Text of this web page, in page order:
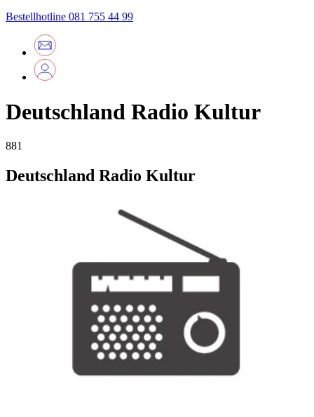
Bestellhotline 081 755 44 99
Deutschland Radio Kultur
881
Deutschland Radio Kultur